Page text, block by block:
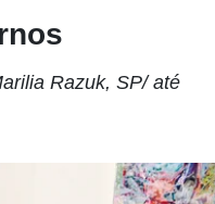
Razuk, SP/ até